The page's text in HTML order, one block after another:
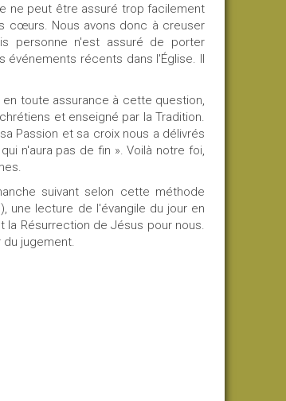
ne peut être assuré trop facilement
cœurs. Nous avons donc à creuser
personne n'est assuré de porter
récents dans l'Église. Il
en toute assurance à cette question,
et enseigné par la Tradition.
Passion et sa croix nous a délivrés
n'aura pas de fin ». Voilà notre foi,
suivant selon cette méthode
une lecture de l'évangile du jour en
la Résurrection de Jésus pour nous.
du jugement.